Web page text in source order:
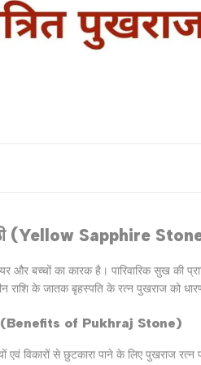
(Yellow Sapphire
और बच्‍चों का कारक है। पारिवारिक सुख की
राशि के जातक बृहस्‍पति के रत्‍न पुखराज को
(Benefits of Pukhraj Stone)
एवं विकारों से छुटकारा पाने के लिए पुखराज